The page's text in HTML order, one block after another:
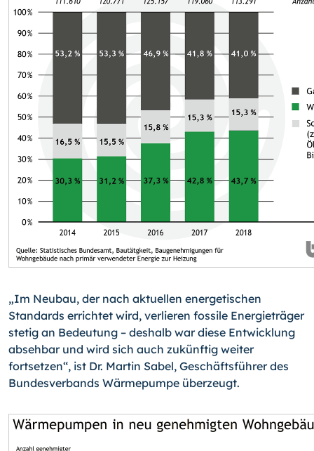
„Im Neubau, der nach aktuellen energetischen
Standards errichtet wird, verlieren fossile Energieträger
stetig an Bedeutung – deshalb war diese Entwicklung
absehbar und wird sich auch zukünftig weiter
fortsetzen“, ist Dr. Martin Sabel, Geschäftsführer des
Bundesverbands Wärmepumpe überzeugt.